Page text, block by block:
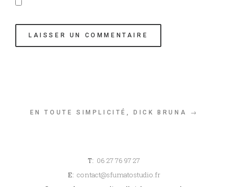
EN TOUTE SIMPLICITÉ, DICK BRUNA →
T: 06 27 76 97 27
E: contact@sfumatostudio.fr